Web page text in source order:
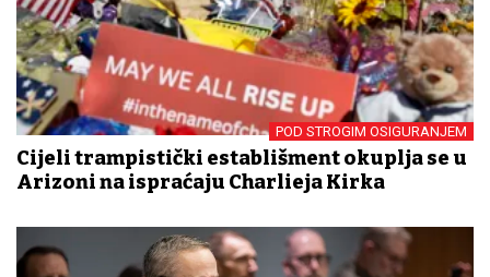
POD STROGIM OSIGURANJEM
Cijeli trampistički establišment okuplja se u
Arizoni na ispraćaju Charlieja Kirka